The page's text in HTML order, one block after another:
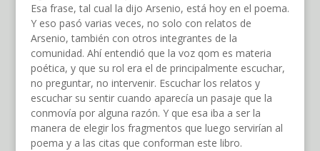
Esa frase, tal cual la dijo Arsenio, está hoy en el poema.
Y eso pasó varias veces, no solo con relatos de
Arsenio, también con otros integrantes de la
comunidad. Ahí entendió que la voz qom es materia
poética, y que su rol era el de principalmente escuchar,
no preguntar, no intervenir. Escuchar los relatos y
escuchar su sentir cuando aparecía un pasaje que la
conmovía por alguna razón. Y que esa iba a ser la
manera de elegir los fragmentos que luego servirían al
poema y a las citas que conforman este libro.